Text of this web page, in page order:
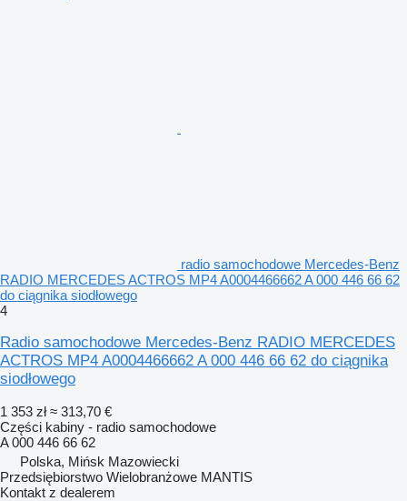
radio samochodowe Mercedes-Benz
RADIO MERCEDES ACTROS MP4 A0004466662 A 000 446 66 62
do ciągnika siodłowego
4
Radio samochodowe Mercedes-Benz RADIO MERCEDES
ACTROS MP4 A0004466662 A 000 446 66 62 do ciągnika
siodłowego
1 353 zł ≈ 313,70 €
Części kabiny - radio samochodowe
A 000 446 66 62
Polska, Mińsk Mazowiecki
Przedsiębiorstwo Wielobranżowe MANTIS
Kontakt z dealerem